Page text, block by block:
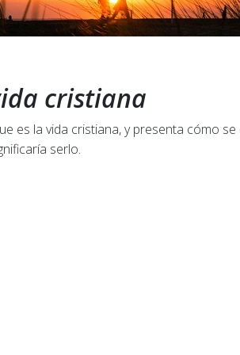
cristiana
es la vida cristiana, y presenta cómo
serlo.